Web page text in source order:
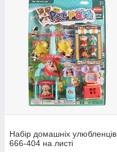
Набір домашніх улюбленців
666-404 на листі